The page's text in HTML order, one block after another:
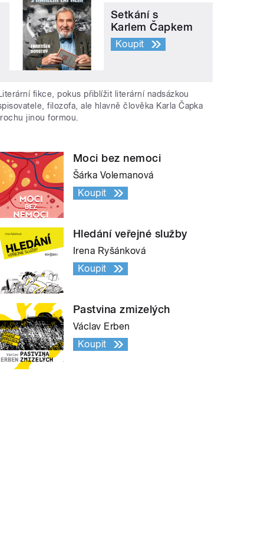
Setkání s
Karlem Čapkem
Koupit
fikce, pokus přiblížit literární nadsázkou
filozofa, ale hlavně člověka Karla Čapka
jinou formou.
Moci bez nemoci
Šárka Volemanová
Koupit
Hledání veřejné služby
Irena Ryšánková
Koupit
Pastvina zmizelých
Václav Erben
Koupit